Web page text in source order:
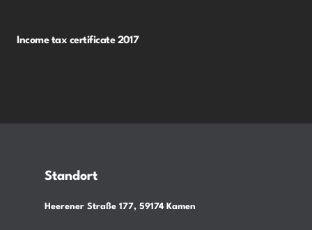
Income tax certificate 2017
Standort
Heerener Straße 177, 59174 Kamen